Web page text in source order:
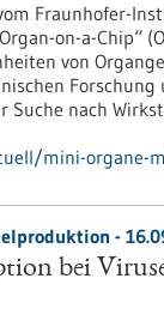
Fraunhofer-
on-a-Chip“
von
nach
mini-organe-
-
bei